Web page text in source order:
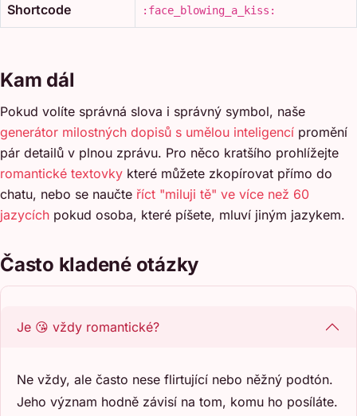
Shortcode :face_blowing_a_kiss:
Kam dál
Pokud volíte správná slova i správný symbol, naše
generátor milostných dopisů s umělou inteligencí promění
pár detailů v plnou zprávu. Pro něco kratšího prohlížejte
romantické textovky které můžete zkopírovat přímo do
chatu, nebo se naučte říct "miluji tě" ve více než 60
jazycích pokud osoba, které píšete, mluví jiným jazykem.
Často kladené otázky
Je 😘 vždy romantické?
Ne vždy, ale často nese flirtující nebo něžný podtón.
Jeho význam hodně závisí na tom, komu ho posíláte.